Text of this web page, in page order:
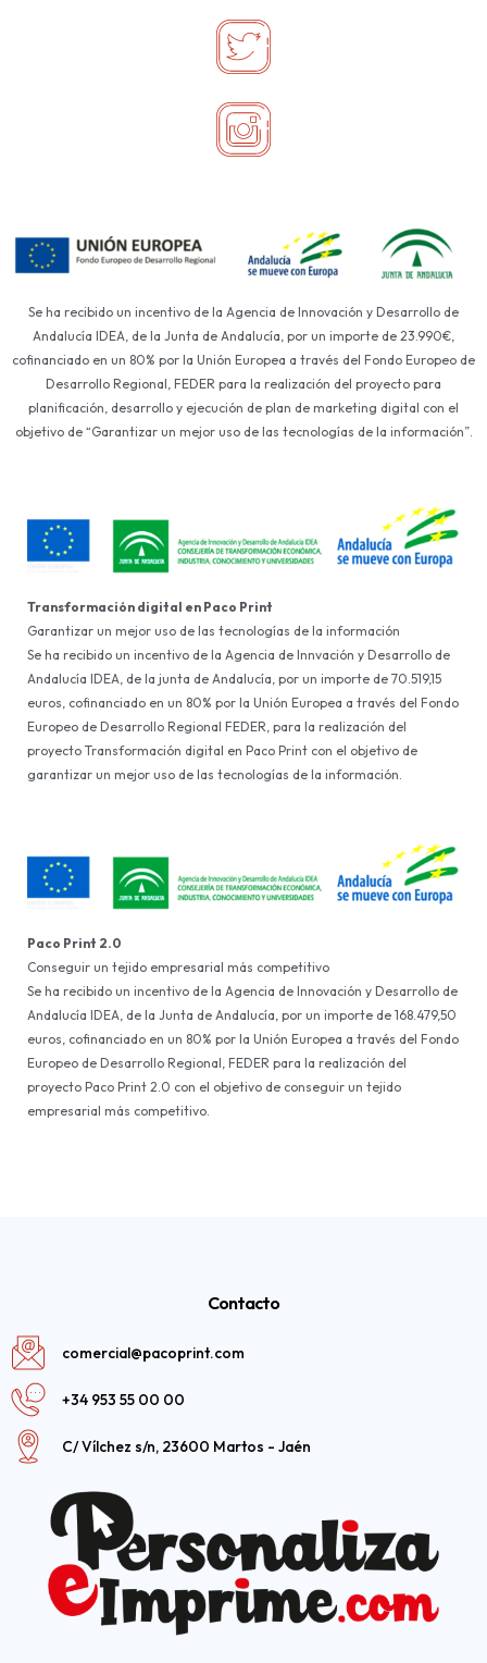
Se ha recibido un incentivo de la Agencia de Innovación y Desarrollo de
Andalucía IDEA, de la Junta de Andalucía, por un importe de 23.990€,
cofinanciado en un 80% por la Unión Europea a través del Fondo Europeo de
Desarrollo Regional, FEDER para la realización del proyecto para
planificación, desarrollo y ejecución de plan de marketing digital con el
objetivo de “Garantizar un mejor uso de las tecnologías de la información”.
Transformación digital en Paco Print
Garantizar un mejor uso de las tecnologías de la información
Se ha recibido un incentivo de la Agencia de Innvación y Desarrollo de
Andalucía IDEA, de la junta de Andalucía, por un importe de 70.519,15
euros, cofinanciado en un 80% por la Unión Europea a través del Fondo
Europeo de Desarrollo Regional FEDER, para la realización del
proyecto Transformación digital en Paco Print con el objetivo de
garantizar un mejor uso de las tecnologías de la información.
Paco Print 2.0
Conseguir un tejido empresarial más competitivo
Se ha recibido un incentivo de la Agencia de Innovación y Desarrollo de
Andalucía IDEA, de la Junta de Andalucía, por un importe de 168.479,50
euros, cofinanciado en un 80% por la Unión Europea a través del Fondo
Europeo de Desarrollo Regional, FEDER para la realización del
proyecto Paco Print 2.0 con el objetivo de conseguir un tejido
empresarial más competitivo.
Contacto
comercial@pacoprint.com
+34 953 55 00 00
C/ Vílchez s/n, 23600 Martos - Jaén